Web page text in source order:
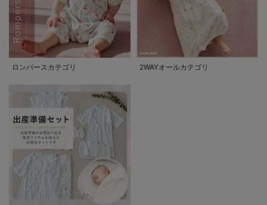
ロンパースカテゴリ 2WAYオールカテゴリ